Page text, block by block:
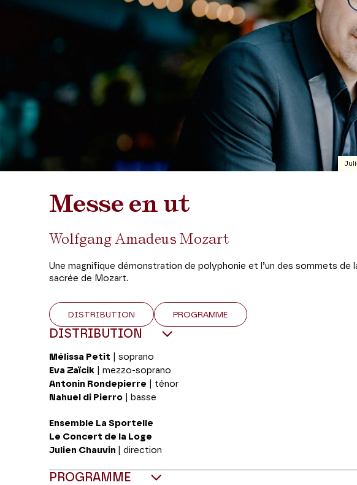
Messe en ut
Wolfgang Amadeus Mozart
Une magnifique démonstration de polyphonie et l’un des sommets de
sacrée de Mozart.
DISTRIBUTION PROGRAMME
DISTRIBUTION
Mélissa Petit | soprano
Eva Zaïcik | mezzo-soprano
Antonin Rondepierre | ténor
Nahuel di Pierro | basse
Ensemble La Sportelle
Le Concert de la Loge
Julien Chauvin
| direction
PROGRAMME